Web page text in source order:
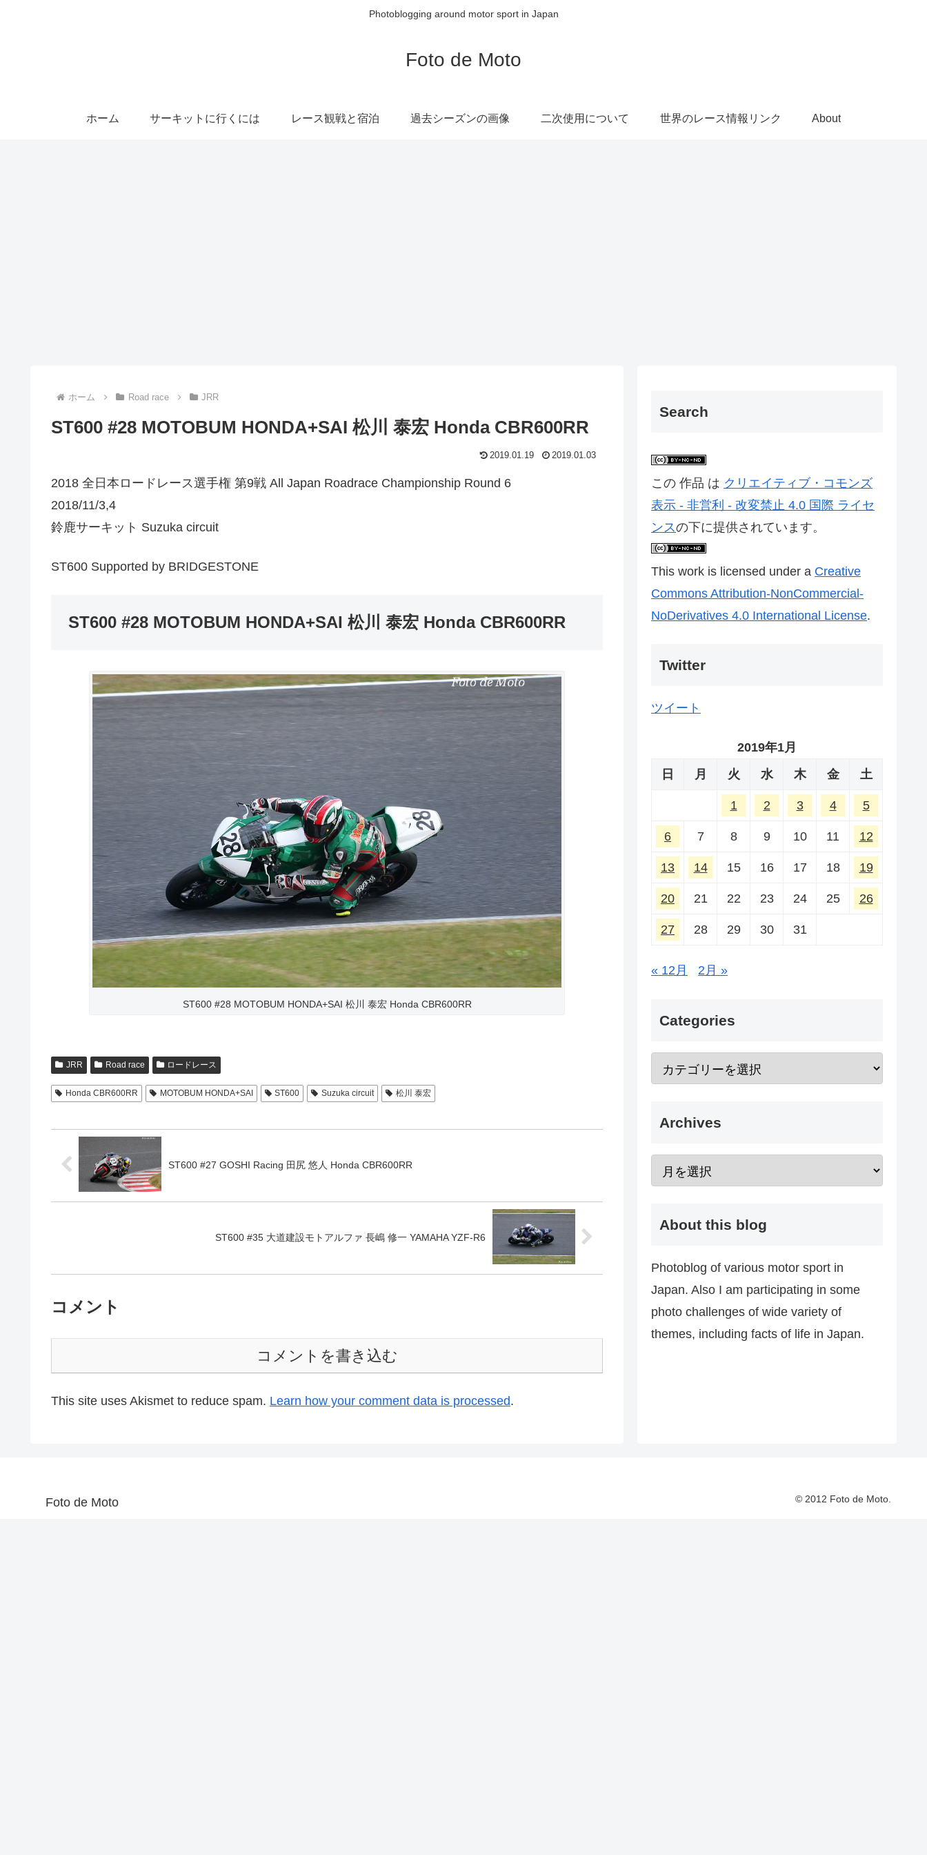
Photoblogging around motor sport in Japan
Foto de Moto
ホーム サーキットに行くには レース観戦と宿泊 過去シーズンの画像 二次使用について 世界のレース情報リンク About
ホーム Road race JRR
ST600 #28 MOTOBUM HONDA+SAI 松川 泰宏 Honda CBR600RR
2019.01.19 2019.01.03
2018 全日本ロードレース選手権 第9戦 All Japan Roadrace Championship Round 6
2018/11/3,4
鈴鹿サーキット Suzuka circuit
ST600 Supported by BRIDGESTONE
ST600 #28 MOTOBUM HONDA+SAI 松川 泰宏 Honda CBR600RR
ST600 #28 MOTOBUM HONDA+SAI 松川 泰宏 Honda CBR600RR
JRR Road race ロードレース
Honda CBR600RR MOTOBUM HONDA+SAI ST600 Suzuka circuit 松川 泰宏
ST600 #27 GOSHI Racing 田尻 悠人 Honda CBR600RR
ST600 #35 大道建設モトアルファ 長嶋 修一 YAMAHA YZF-R6
コメント
コメントを書き込む
This site uses Akismet to reduce spam. Learn how your comment data is processed.
Search
この 作品 は クリエイティブ・コモンズ
表示 - 非営利 - 改変禁止 4.0 国際 ライセ
ンスの下に提供されています。
This work is licensed under a Creative
Commons Attribution-NonCommercial-
NoDerivatives 4.0 International License.
Twitter
ツイート
2019年1月
日
月 火 水 木 金 土
1 2 3 4 5
6 7 8 9 10 11 12
13 14 15 16 17 18 19
20 21 22 23 24 25 26
27 28 29 30 31
« 12月 2月 »
Categories
Archives
About this blog
Photoblog of various motor sport in
Japan. Also I am participating in some
photo challenges of wide variety of
themes, including facts of life in Japan.
Foto de Moto © 2012 Foto de Moto.